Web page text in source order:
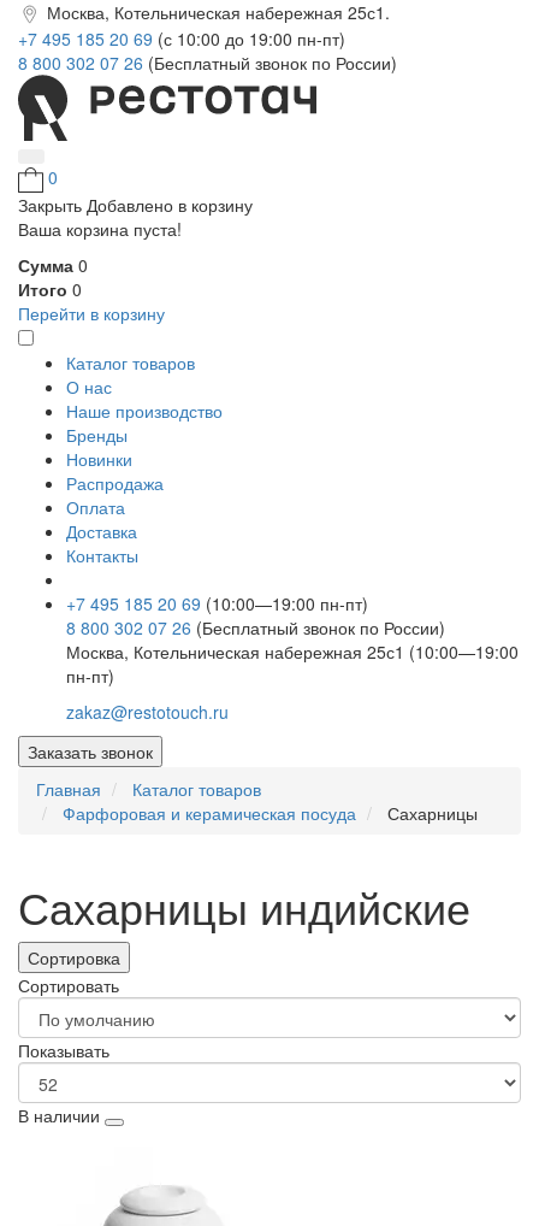
Москва, Котельническая набережная 25с1.
+7 495 185 20 69 (с 10:00 до 19:00 пн-пт)
8 800 302 07 26 (Бесплатный звонок по России)
0
Закрыть Добавлено в корзину
Ваша корзина пуста!
Сумма 0
Итого 0
Перейти в корзину
Каталог товаров
О нас
Наше производство
Бренды
Новинки
Распродажа
Оплата
Доставка
Контакты
+7 495 185 20 69 (10:00—19:00 пн-пт)
8 800 302 07 26 (Бесплатный звонок по России)
Москва, Котельническая набережная 25с1 (10:00—19:00
пн-пт)
zakaz@restotouch.ru
Заказать звонок
Главная
Каталог товаров
Фарфоровая и керамическая посуда
Сахарницы
Сахарницы индийские
Сортировка
Сортировать
Показывать
В наличии